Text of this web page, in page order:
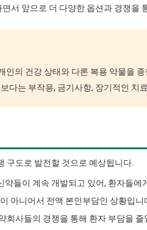
서 앞으로 더 다양한 옵션과 경쟁을
인의 건강 상태와 다른 복용 약물을
다는 부작용, 금기사항, 장기적인 치
구도로 발전할 것으로 예상됩니다.
들이 계속 개발되고 있어, 환자들에
아니어서 전액 본인부담인 상황입니
회사들의 경쟁을 통해 환자 부담을